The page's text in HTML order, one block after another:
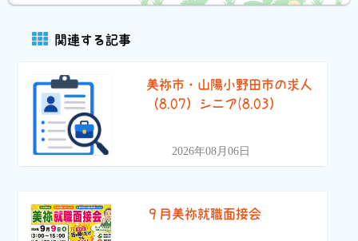
関連する記事
美祢市・山陽小野田市の求人
（8.07）シニア(8.03）
2026年08月06日
９月美祢就職面接会